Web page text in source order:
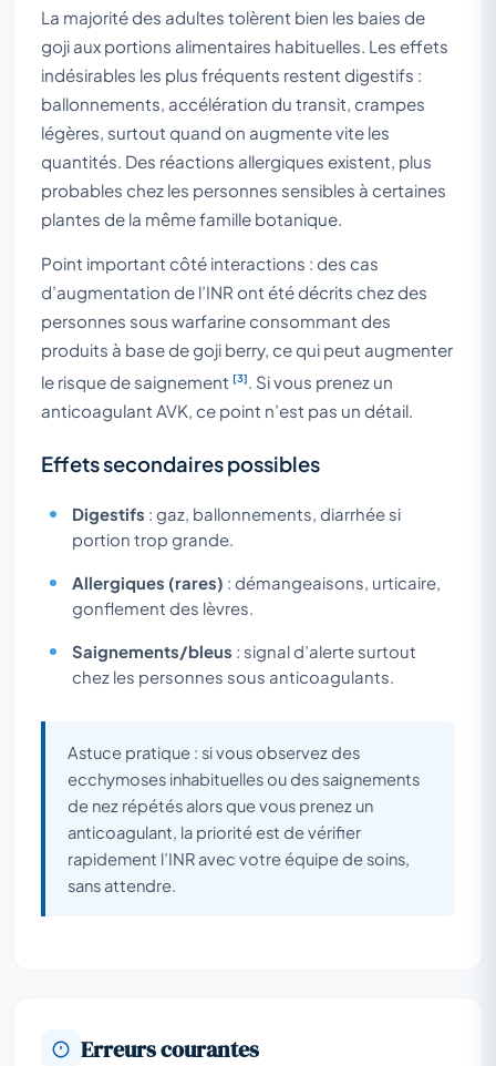
La majorité des adultes tolèrent bien les baies de
goji aux portions alimentaires habituelles. Les effets
indésirables les plus fréquents restent digestifs :
ballonnements, accélération du transit, crampes
légères, surtout quand on augmente vite les
quantités. Des réactions allergiques existent, plus
probables chez les personnes sensibles à certaines
plantes de la même famille botanique.
Point important côté interactions : des cas
d’augmentation de l’INR ont été décrits chez des
personnes sous warfarine consommant des
produits à base de goji berry, ce qui peut augmenter
le risque de saignement [3]
. Si vous prenez un
anticoagulant AVK, ce point n’est pas un détail.
Effets secondaires possibles
Digestifs : gaz, ballonnements, diarrhée si
portion trop grande.
Allergiques (rares) : démangeaisons, urticaire,
gonflement des lèvres.
Saignements/bleus : signal d’alerte surtout
chez les personnes sous anticoagulants.
Astuce pratique : si vous observez des
ecchymoses inhabituelles ou des saignements
de nez répétés alors que vous prenez un
anticoagulant, la priorité est de vérifier
rapidement l’INR avec votre équipe de soins,
sans attendre.
Erreurs courantes